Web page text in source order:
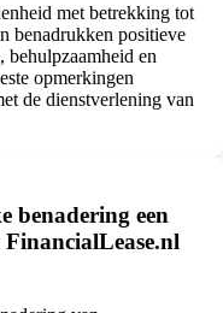
met betrekking tot
benadrukken positieve
behulpzaamheid en
opmerkingen
de dienstverlening van
benadering een